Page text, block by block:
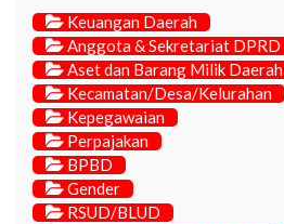
Keuangan Daerah
Anggota & Sekretariat DPRD
Aset dan Barang Milik Daerah
Kecamatan/Desa/Kelurahan
Kepegawaian
Perpajakan
BPBD
Gender
RSUD/BLUD